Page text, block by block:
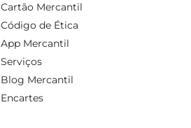
Cartão Mercantil
Código de Ética
App Mercantil
Serviços
Blog Mercantil
Encartes